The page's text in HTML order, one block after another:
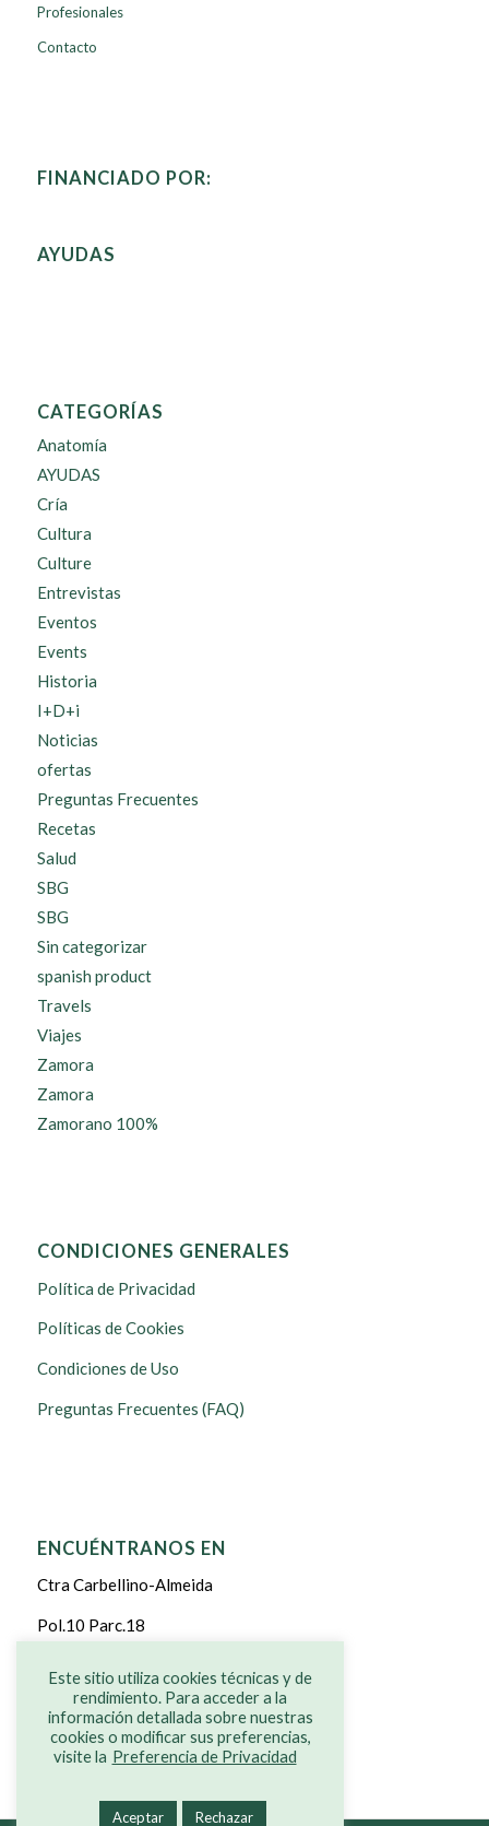
Profesionales
Contacto
FINANCIADO POR:
AYUDAS
CATEGORÍAS
Anatomía
AYUDAS
Cría
Cultura
Culture
Entrevistas
Eventos
Events
Historia
I+D+i
Noticias
ofertas
Preguntas Frecuentes
Recetas
Salud
SBG
SBG
Sin categorizar
spanish product
Travels
Viajes
Zamora
Zamora
Zamorano 100%
CONDICIONES GENERALES
Política de Privacidad
Políticas de Cookies
Condiciones de Uso
Preguntas Frecuentes (FAQ)
ENCUÉNTRANOS EN
Ctra Carbellino-Almeida
Pol.10 Parc.18
ZAMORA
Este sitio utiliza cookies técnicas y de
rendimiento. Para acceder a la
información detallada sobre nuestras
cookies o modificar sus preferencias,
visite la Preferencia de Privacidad
Aceptar Rechazar